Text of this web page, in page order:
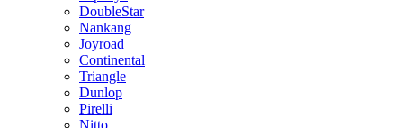
DoubleStar
Nankang
Joyroad
Continental
Triangle
Dunlop
Pirelli
Nitto